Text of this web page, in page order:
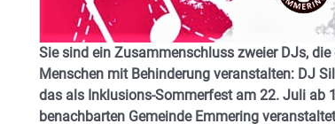
Sie sind ein Zusammenschluss zweier DJs,
Menschen mit Behinderung veranstalten: DJ
das als Inklusions-Sommerfest am 22. Juli ab
benachbarten Gemeinde Emmering